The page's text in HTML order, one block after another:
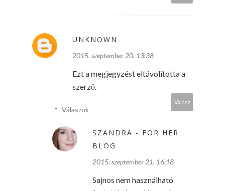
UNKNOWN
2015. szeptember 20. 13:38
Ezt a megjegyzést eltávolította a
szerző.
Válasz
Válaszok
SZANDRA - FOR HER
BLOG
2015. szeptember 21. 16:18
Sajnos nem használható